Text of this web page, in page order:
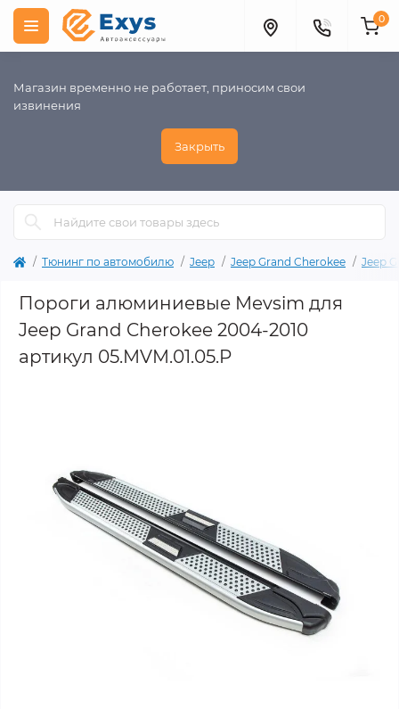
Магазин временно не работает, приносим свои
извинения
Закрыть
0
Тюнинг по автомобилю Jeep Jeep Grand Cherokee Jeep
Пороги алюминиевые Mevsim для
Jeep Grand Cherokee 2004-2010
артикул 05.MVM.01.05.P